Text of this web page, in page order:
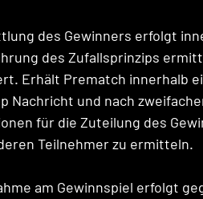
des Gewinners erfolgt
des Zufallsprinzips
Erhält Prematch innerhalb
Nachricht und nach
für die Zuteilung des
Teilnehmer zu ermitteln.
am Gewinnspiel erfolgt